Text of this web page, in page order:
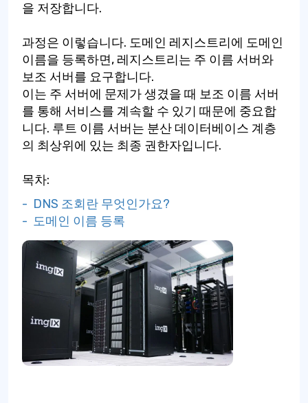
을 저장합니다.
과정은 이렇습니다. 도메인 레지스트리에 도메인
이름을 등록하면, 레지스트리는 주 이름 서버와
보조 서버를 요구합니다.
이는 주 서버에 문제가 생겼을 때 보조 이름 서버
를 통해 서비스를 계속할 수 있기 때문에 중요합
니다. 루트 이름 서버는 분산 데이터베이스 계층
의 최상위에 있는 최종 권한자입니다.
목차:
- DNS 조회란 무엇인가요?
- 도메인 이름 등록